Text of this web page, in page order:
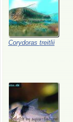
Corydoras treitlii